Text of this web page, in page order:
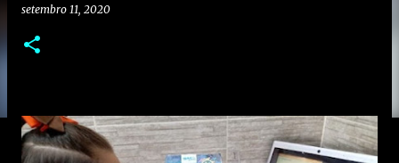
setembro 11, 2020